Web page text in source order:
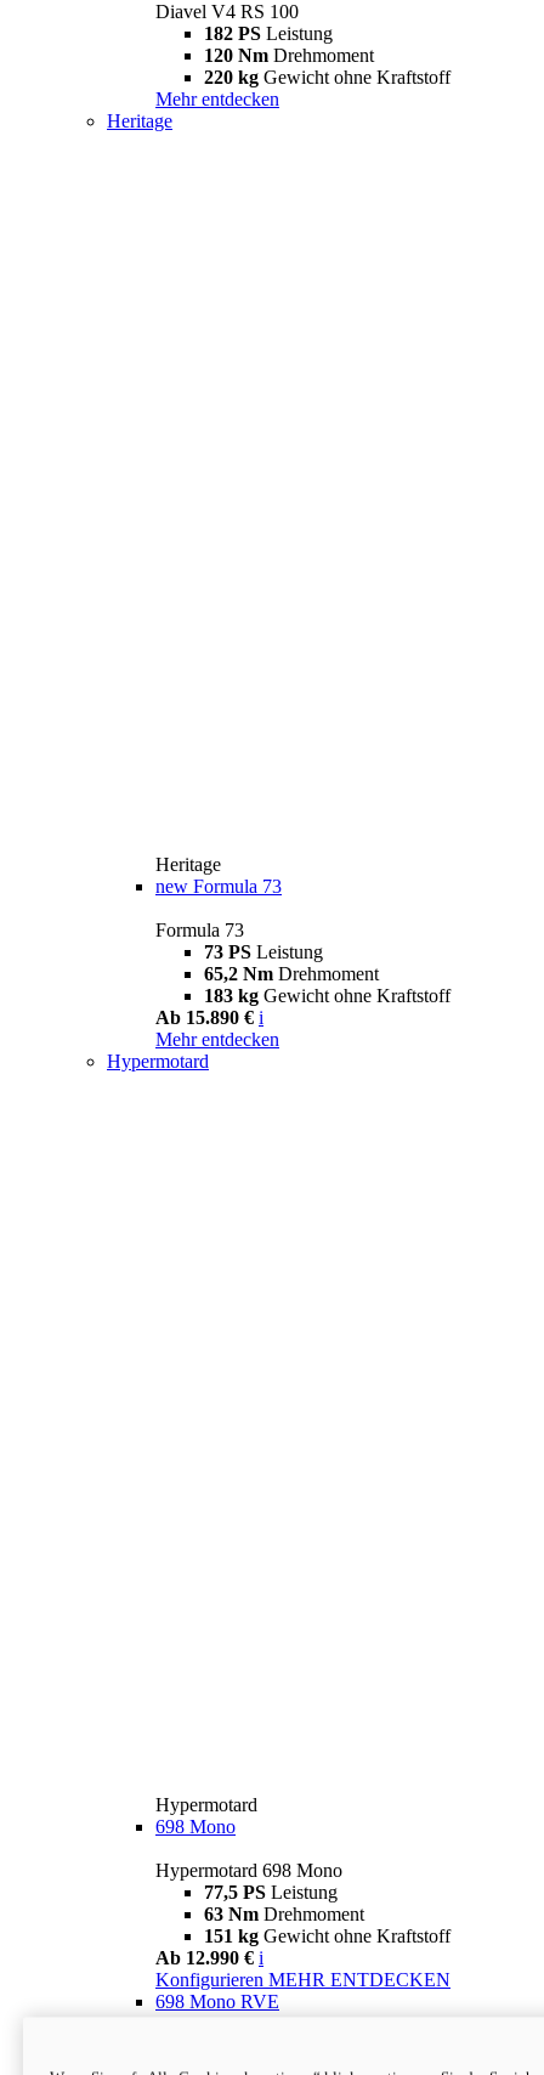
Diavel V4 RS 100
182 PS Leistung
120 Nm Drehmoment
220 kg Gewicht ohne Kraftstoff
Mehr entdecken
Heritage
Heritage
new Formula 73
Formula 73
73 PS Leistung
65,2 Nm Drehmoment
183 kg Gewicht ohne Kraftstoff
Ab 15.890 € i
Mehr entdecken
Hypermotard
Hypermotard
698 Mono
Hypermotard 698 Mono
77,5 PS Leistung
63 Nm Drehmoment
151 kg Gewicht ohne Kraftstoff
Ab 12.990 € i
Konfigurieren MEHR ENTDECKEN
698 Mono RVE
77,5 PS
Leistung